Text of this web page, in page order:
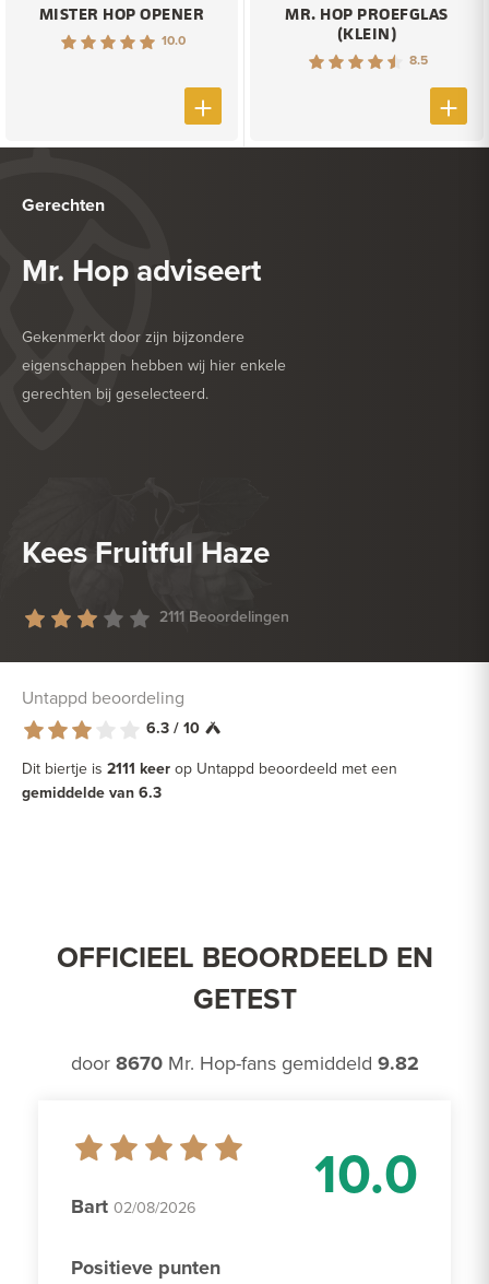
MISTER HOP OPENER
10.0
MR. HOP PROEFGLAS
(KLEIN)
8.5
Gerechten
Mr. Hop adviseert
Gekenmerkt door zijn bijzondere
eigenschappen hebben wij hier enkele
gerechten bij geselecteerd.
HEERLIJK BIJ
Kees Fruitful Haze
2111 Beoordelingen
Untappd beoordeling
6.3 / 10
Dit biertje is 2111 keer op Untappd beoordeeld met een
gemiddelde van 6.3
OFFICIEEL BEOORDEELD EN
GETEST
door 8670Mr. Hop-fans gemiddeld 9.82
10.0
Bart 02/08/2026
Positieve punten